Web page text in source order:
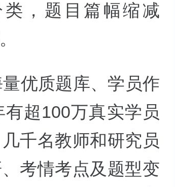
，题目篇幅缩减
优质题库、学员作
超100万真实学员
千名教师和研究员
考情考点及题型变